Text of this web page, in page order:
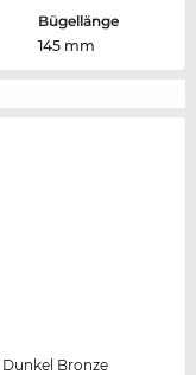
Bügellänge
145 mm
Dunkel Bronze